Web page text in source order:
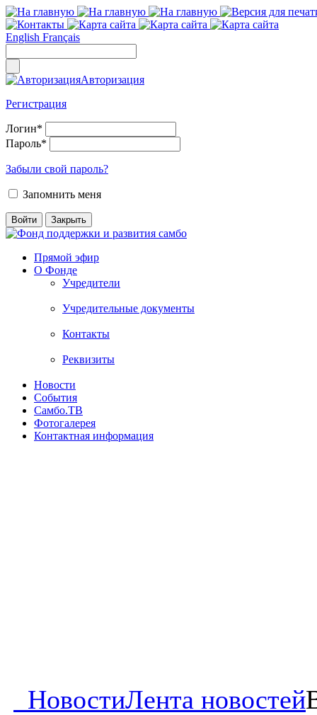
English Français
Авторизация
Регистрация
Логин*
Пароль*
Забыли свой пароль?
Запомнить меня
Прямой эфир
О Фонде
Учредители
Учредительные документы
Контакты
Реквизиты
Новости
События
Самбо.ТВ
Фотогалерея
Контактная информация
НовостиЛента новостей